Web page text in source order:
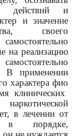
действий и
и значение
своего
на реализацию
В применении
характера фио
клинических
в лечении от
в порядке,